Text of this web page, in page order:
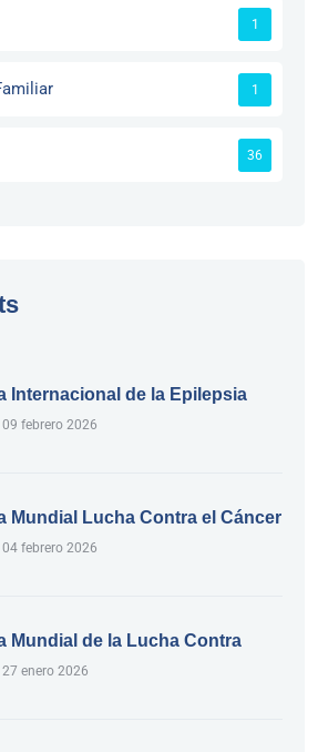
1
1
36
Internacional de la Epilepsia
09 febrero 2026
Mundial Lucha Contra el Cáncer
04 febrero 2026
Mundial de la Lucha Contra
27 enero 2026